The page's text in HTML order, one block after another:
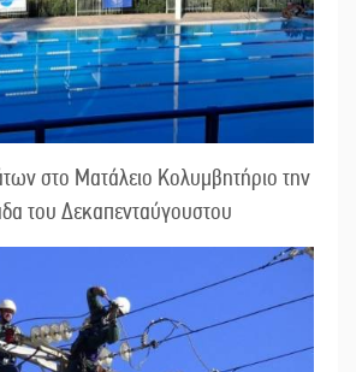
στο Ματάλειο Κολυμβητήριο την
του Δεκαπενταύγουστου